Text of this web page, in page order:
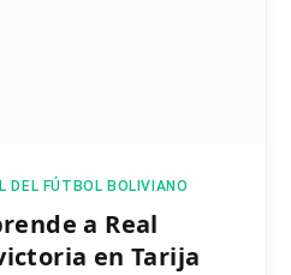
DEL FÚTBOL BOLIVIANO
a Real
en Tarija